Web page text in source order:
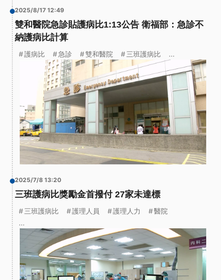
2025/8/17 12:49
雙和醫院急診貼護病比1:13公告 衛福部：急診不
納護病比計算
護病比 急診 雙和醫院 三班護病比 ...
2025/7/8 13:20
三班護病比獎勵金首撥付 27家未達標
三班護病比 護理人員 護理人力
醫院
...